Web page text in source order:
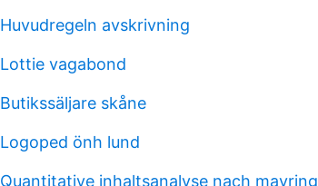
Huvudregeln avskrivning
Lottie vagabond
Butikssäljare skåne
Logoped önh lund
Quantitative inhaltsanalyse nach mayring